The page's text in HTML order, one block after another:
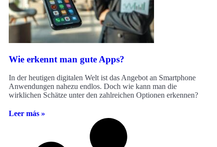
Wie erkennt man gute Apps?
In der heutigen digitalen Welt ist das Angebot an Smartphone
Anwendungen nahezu endlos. Doch wie kann man die
wirklichen Schätze unter den zahlreichen Optionen erkennen?
Leer más »